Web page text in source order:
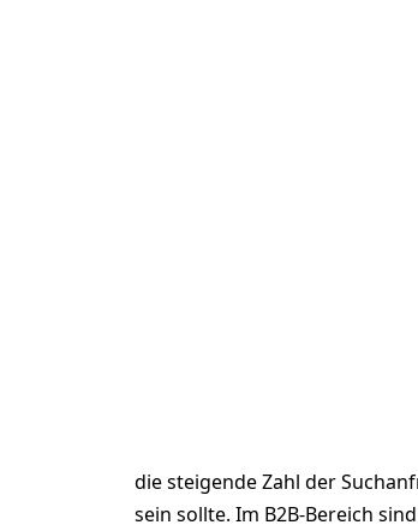
die steigende Zahl der
sein sollte. Im B2B-Bereich